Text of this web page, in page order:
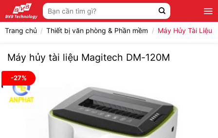
qua
nội
Tìm
kiếm:
Trang chủ / Thiết bị văn phòng & Phần mềm / Máy Hủy Tài Liệu
Máy hủy tài liệu Magitech DM-120M
-27%